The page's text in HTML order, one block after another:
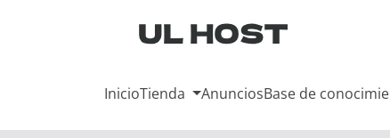
InicioTienda AnunciosBase de